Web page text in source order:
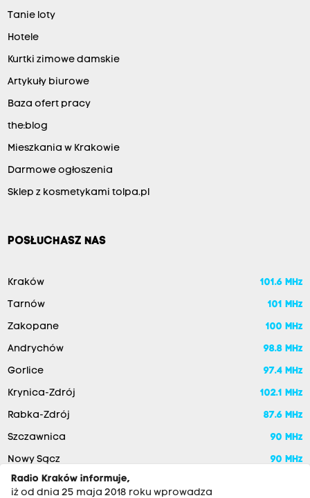
Tanie loty
Hotele
Kurtki zimowe damskie
Artykuły biurowe
Baza ofert pracy
the:blog
Mieszkania w Krakowie
Darmowe ogłoszenia
Sklep z kosmetykami tolpa.pl
POSŁUCHASZ NAS
Kraków 101.6 MHz
Tarnów 101 MHz
Zakopane 100 MHz
Andrychów 98.8 MHz
Gorlice 97.4 MHz
Krynica-Zdrój 102.1 MHz
Rabka-Zdrój 87.6 MHz
Szczawnica 90 MHz
Nowy Sącz
90 MHz
Radio Kraków informuje,
iż od dnia 25 maja 2018 roku wprowadza